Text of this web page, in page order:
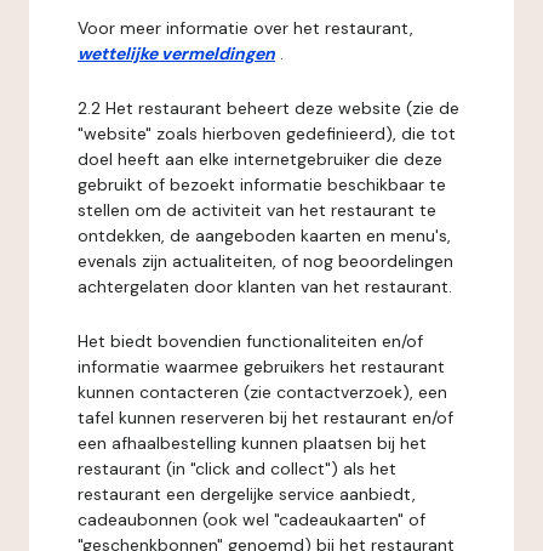
Voor meer informatie over het restaurant,
wettelijke vermeldingen .
2.2 Het restaurant beheert deze website (zie de
"website" zoals hierboven gedefinieerd), die tot
doel heeft aan elke internetgebruiker die deze
gebruikt of bezoekt informatie beschikbaar te
stellen om de activiteit van het restaurant te
ontdekken, de aangeboden kaarten en menu's,
evenals zijn actualiteiten, of nog beoordelingen
achtergelaten door klanten van het restaurant.
Het biedt bovendien functionaliteiten en/of
informatie waarmee gebruikers het restaurant
kunnen contacteren (zie contactverzoek), een
tafel kunnen reserveren bij het restaurant en/of
een afhaalbestelling kunnen plaatsen bij het
restaurant (in "click and collect") als het
restaurant een dergelijke service aanbiedt,
cadeaubonnen (ook wel "cadeaukaarten" of
"geschenkbonnen" genoemd) bij het restaurant